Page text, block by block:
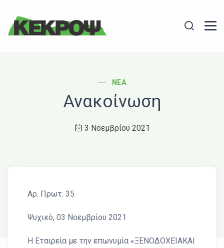
Header Logo Search
POST CATEGORY
ΝΈΑ
Ανακοίνωση
3 Νοεμβρίου 2021
Αρ. Πρωτ. 35
Ψυχικό, 03 Νοεμβρίου 2021
Η Εταιρεία με την επωνυμία «ΞΕΝΟΔΟΧΕΙΑΚΑΙ